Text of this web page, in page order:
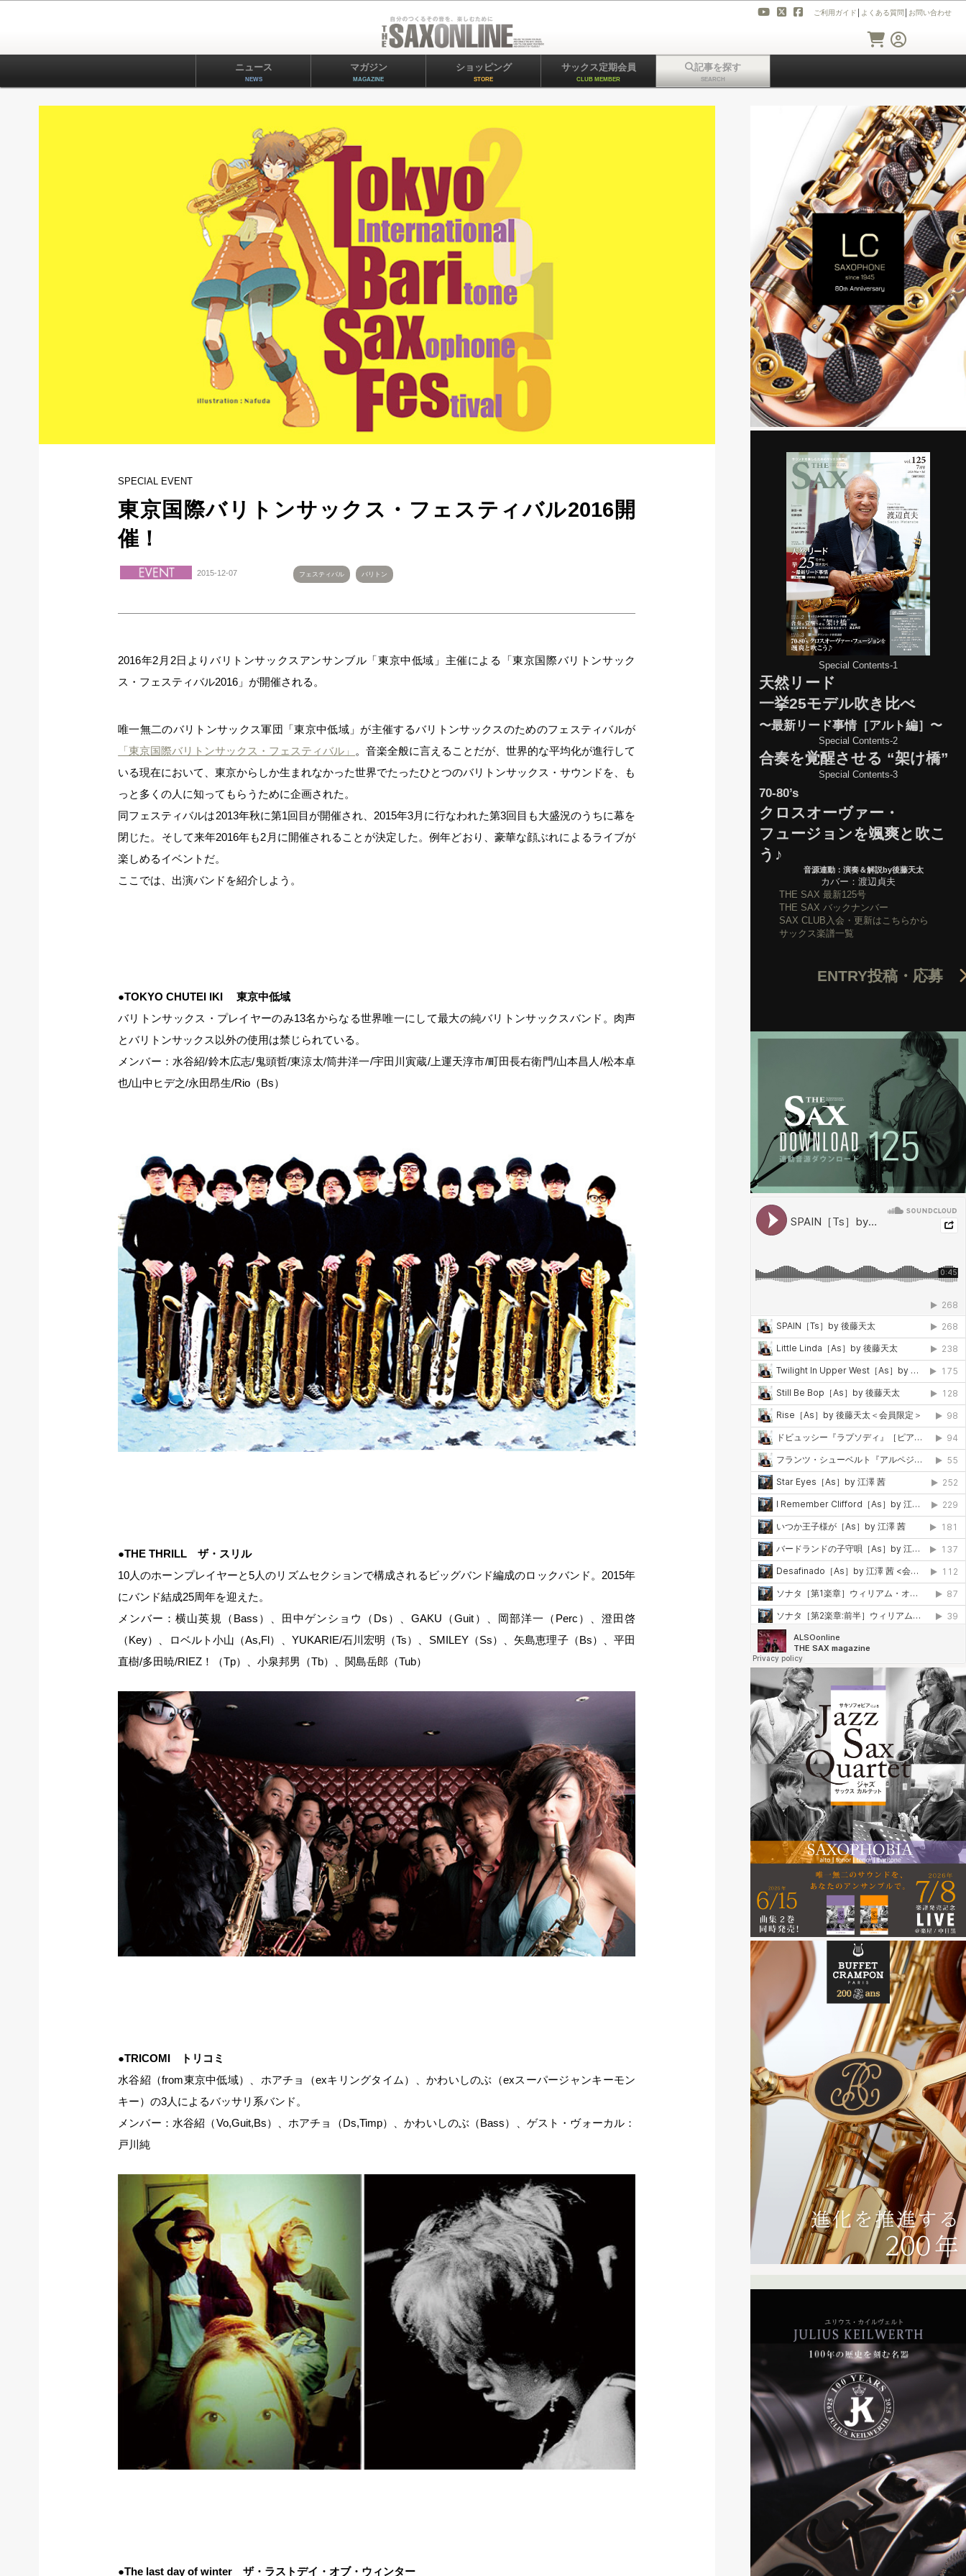
ご利用ガイド よくある質問 お問い合わせ
ニュース
NEWS
マガジン
MAGAZINE
ショッピング
STORE
サックス定期会員
CLUB MEMBER
記事を探す
SEARCH
SPECIAL EVENT
東京国際バリトンサックス・フェスティバル2016開
催！
2015-12-07 フェスティバル バリトン
2016年2月2日よりバリトンサックスアンサンブル「東京中低域」主催による「東京国際バリトンサック
ス・フェスティバル2016」が開催される。
唯一無二のバリトンサックス軍団「東京中低域」が主催するバリトンサックスのためのフェスティバルが
「東京国際バリトンサックス・フェスティバル」
。音楽全般に言えることだが、世界的な平均化が進行して
いる現在において、東京からしか生まれなかった世界でたったひとつのバリトンサックス・サウンドを、も
っと多くの人に知ってもらうために企画された。
同フェスティバルは2013年秋に第1回目が開催され、2015年3月に行なわれた第3回目も大盛況のうちに幕を
閉じた。そして来年2016年も2月に開催されることが決定した。例年どおり、豪華な顔ぶれによるライブが
楽しめるイベントだ。
ここでは、出演バンドを紹介しよう。
●TOKYO CHUTEI IKI 東京中低域
バリトンサックス・プレイヤーのみ13名からなる世界唯一にして最大の純バリトンサックスバンド。肉声
とバリトンサックス以外の使用は禁じられている。
メンバー：水谷紹/鈴木広志/鬼頭哲/東涼太/筒井洋一/宇田川寅蔵/上運天淳市/町田長右衛門/山本昌人/松本卓
也/山中ヒデ之/永田昂生/Rio（Bs）
●THE THRILL ザ・スリル
10人のホーンプレイヤーと5人のリズムセクションで構成されるビッグバンド編成のロックバンド。2015年
にバンド結成25周年を迎えた。
メンバー：横山英規（Bass）、田中ゲンショウ（Ds）、GAKU（Guit）、岡部洋一（Perc）、澄田啓
（Key）、ロベルト小山（As,Fl）、YUKARIE/石川宏明（Ts）、SMILEY（Ss）、矢島恵理子（Bs）、平田
直樹/多田暁/RIEZ！（Tp）、小泉邦男（Tb）、関島岳郎（Tub）
●TRICOMI トリコミ
水谷紹（from東京中低域）、ホアチョ（exキリングタイム）、かわいしのぶ（exスーパージャンキーモン
キー）の3人によるバッサリ系バンド。
メンバー：水谷紹（Vo,Guit,Bs）、ホアチョ（Ds,Timp）、かわいしのぶ（Bass）、ゲスト・ヴォーカル：
戸川純
●The last day of winter ザ・ラストデイ・オブ・ウィンター
Special Contents-1
天然リード
一挙25モデル吹き比べ
〜最新リード事情［アルト編］〜
Special Contents-2
合奏を覚醒させる “架け橋”
Special Contents-3
70-80’s
クロスオーヴァー・
フュージョンを颯爽と吹こ
う♪
音源連動：演奏＆解説by後藤天太
カバー：渡辺貞夫
THE SAX 最新125号
THE SAX バックナンバー
SAX CLUB入会・更新はこちらから
サックス楽譜一覧
ENTRY投稿・応募